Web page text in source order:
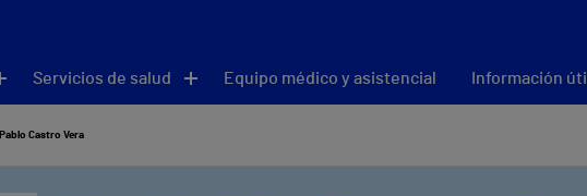
Servicios de salud Equipo médico y asistencial Información
Pablo Castro Vera